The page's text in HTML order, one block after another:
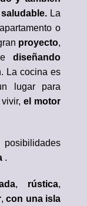
La
o
proyecto,
diseñando
La cocina es
lugar para
el motor
posibilidades
.
, rústica,
,con una isla